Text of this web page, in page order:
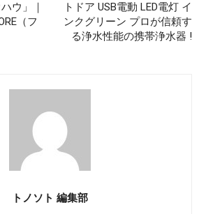
ウ」｜
（フ
トドア USB電動 LED電灯 イ
ンクグリーン プロが信頼す
る浄水性能の携帯浄水器 !
トノソト 編集部